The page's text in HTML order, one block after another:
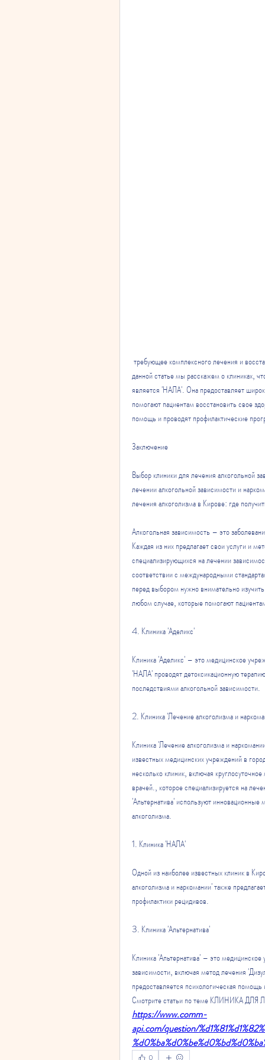
данной статье мы расскажем о клиниках,
является 'НАЛА'. Она предоставляет
помогают пациентам восстановить свое
помощь и проводят профилактические
Заключение
Выбор клиники для лечения алкогольной
лечении алкогольной зависимости и
лечения алкоголизма в Кирове: где
Алкогольная зависимость – это
Каждая из них предлагает свои услуги и
специализирующихся на лечении
соответствии с международными
перед выбором нужно внимательно
любом случае, которые помогают
4. Клиника 'Аделикс'
Клиника 'Аделикс' – это медицинское
'НАЛА' проводят детоксикационную
последствиями алкогольной зависимости.
2. Клиника 'Лечение алкоголизма и
Клиника 'Лечение алкоголизма и
известных медицинских учреждений в
несколько клиник, включая
врачей., которое специализируется на
'Альтернатива' используют
алкоголизма.
1. Клиника 'НАЛА'
Одной из наиболее известных клиник в
алкоголизма и наркомании' также
профилактики рецидивов.
3. Клиника 'Альтернатива'
Клиника 'Альтернатива' – это
зависимости, включая метод лечения
предоставляется психологическая
Смотрите статьи по теме КЛИНИКА
https://www.comm-
api.com/question/
0